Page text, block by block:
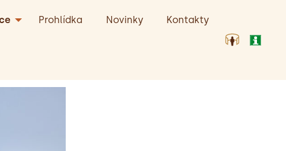
Prohlídka Novinky Kontakty